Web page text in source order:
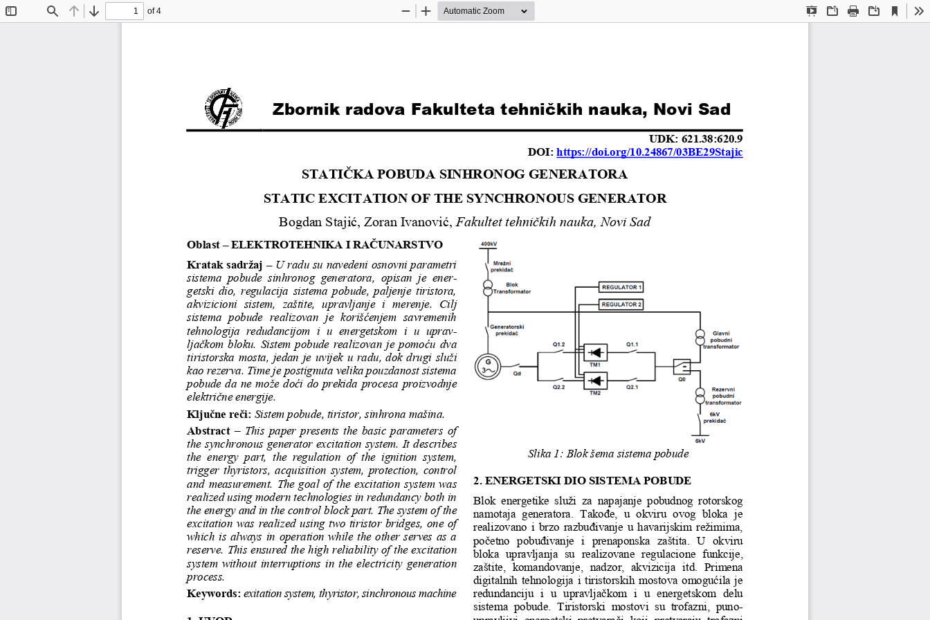
Find Previous
Next
of 4
Presentation
OpenPrint Download
Current
View
Zoom
Zoom
Zbornik radova Fakulteta tehničkih nauka Novi Sad
UDK: 621.38:620.9
DOI: https://doi.org/10.24867/03BE29Stajic
STATIČKA POBUDA SINHRONOG GENERATORA
STATIC EXCITATION OF THE SYNCHRONOUS GENERATOR
Bogdan Stajić Zoran Ivanović, Fakultet tehničkih nauka, Novi Sad
Oblast –ELEKTROTEHNIKA I RAČUNARSTVO
Kratak sadržaj – U radu su navedeni osnovni parametri
sistema  pobude sinhronog  generatora ,  opisan  je  ener-
getski  dio,  regulacija  sistema  pobude,  paljenje  tiristora,
akvizicioni sistem,  zaštite,  upravljanje  i  merenje.
Cilj
sistema  pobude  realizovan  je  korišćenjem  savremenih
tehnologija  redudancijom  i  u  energetskom  i  u  uprav-
ljačkom bloku. Sistem pobude realizovan je pomoću dva
tiristorska  mosta,  jedan  je uvijek  u  radu,  dok  drugi  služi
kao rezerva. Time je postignuta velika pouzdanost sistema
pobude da ne može doći do prekida procesa proizvodnje
električne energije.
Ključne reči: Sistem pobude, tiristor, sinhrona mašina.
Abstract – This paper  presents  the  basic  parameters  of
the synchronous generator excitation system. It describes
the energy  part,  the  regulation  of  the  ignition  system,
trigger  thyristors,  acquisition  system,  protection,  control
and  measurement. The  goal  of  the  excitation system  was
realized using modern technologies in redundancy both in
the energy and in the control block part. The system of the
excitation was  realized  using  two  tiristor  bridges,  one  of
which  is  always  in  operation  while  the  other  serves  as  a
reserve. This ensured the high reliability of the excitation
system  without interruptions in  the  electricity  generation
process.
Keywords: exitation system, thyristor, sinchronous machine
Slika 1: Blok šema sistema pobude
2. ENERGETSKI DIO SISTEMA POBUDE
Blok  energetike  služi  za  napajanje  pobudnog  rotorskog
namotaja  generatora.  Takođe,  u  okviru  ovog  bloka  je
realizovano i brzo razbuđivanje u havarijskim režimima,
početno  pobuđivanje  i  prenaponska  zaštita.  U  okviru
bloka  upravljanja  su  realizovane  regulacione  funkcije,
zaštite,  komandovanje,  nadzor,  akvizicija  itd.  Primena
digitalnih tehnologija i tiristorskih mostova omogućila je
redundanciju  i  u  upravljačkom  i  u  energetskom  delu
sistema  pobude.
Tiristorski  mostovi  su  trofazni,  puno-